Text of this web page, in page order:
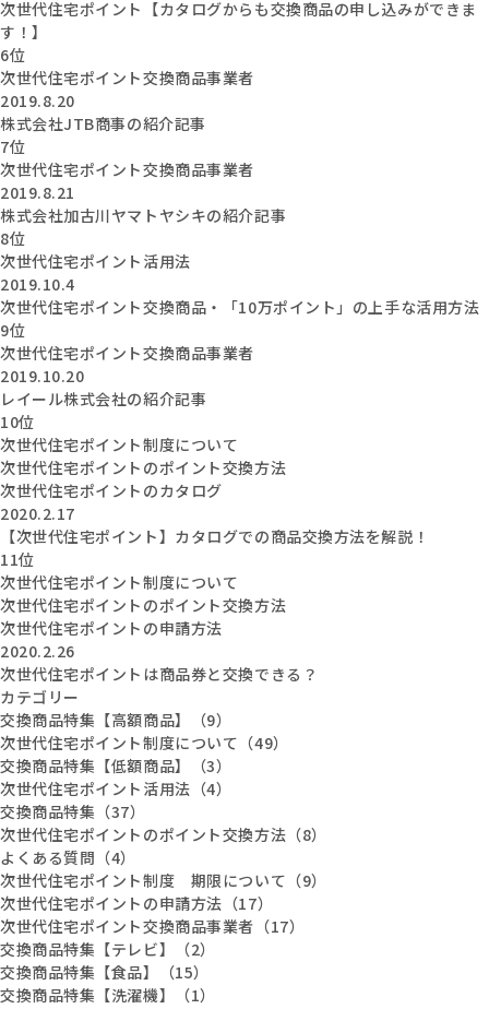
次世代住宅ポイント【カタログからも交換商品の申し込みができま
す！】
6位
次世代住宅ポイント交換商品事業者
2019.8.20
株式会社JTB商事の紹介記事
7位
次世代住宅ポイント交換商品事業者
2019.8.21
株式会社加古川ヤマトヤシキの紹介記事
8位
次世代住宅ポイント活用法
2019.10.4
次世代住宅ポイント交換商品・「10万ポイント」の上手な活用方法
9位
次世代住宅ポイント交換商品事業者
2019.10.20
レイール株式会社の紹介記事
10位
次世代住宅ポイント制度について
次世代住宅ポイントのポイント交換方法
次世代住宅ポイントのカタログ
2020.2.17
【次世代住宅ポイント】カタログでの商品交換方法を解説！
11位
次世代住宅ポイント制度について
次世代住宅ポイントのポイント交換方法
次世代住宅ポイントの申請方法
2020.2.26
次世代住宅ポイントは商品券と交換できる？
カテゴリー
交換商品特集【高額商品】（9）
次世代住宅ポイント制度について（49）
交換商品特集【低額商品】（3）
次世代住宅ポイント活用法（4）
交換商品特集（37）
次世代住宅ポイントのポイント交換方法（8）
よくある質問（4）
次世代住宅ポイント制度 期限について（9）
次世代住宅ポイントの申請方法（17）
次世代住宅ポイント交換商品事業者（17）
交換商品特集【テレビ】（2）
交換商品特集【食品】（15）
交換商品特集【洗濯機】（1）